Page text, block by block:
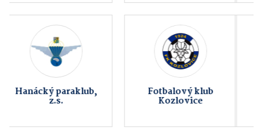
Zvířátkov z.s. ATG studio